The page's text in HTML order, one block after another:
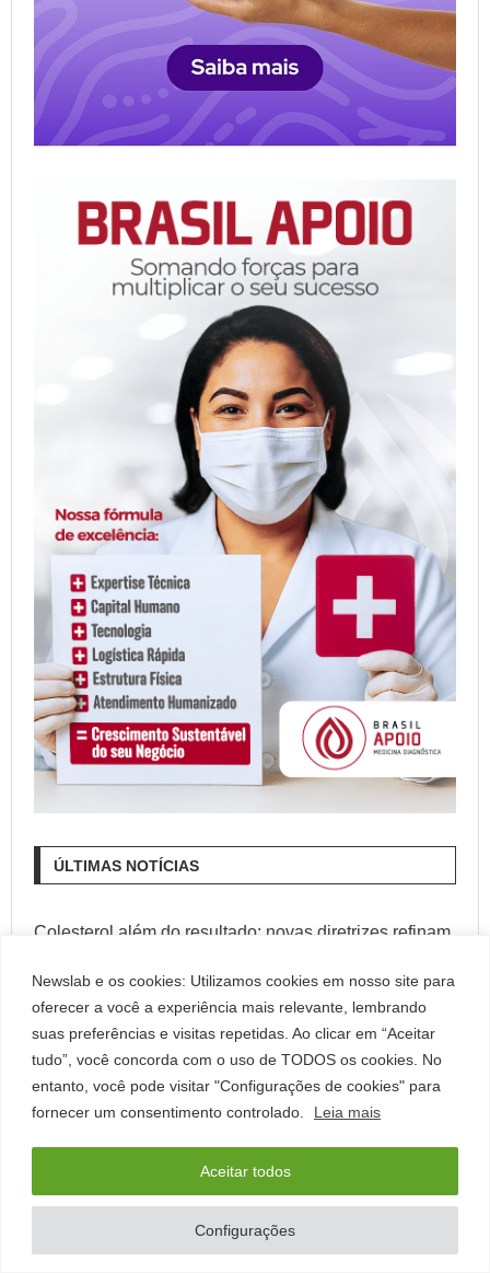
Newslab e os cookies: Utilizamos cookies em nosso site para
oferecer a você a experiência mais relevante, lembrando
suas preferências e visitas repetidas. Ao clicar em “Aceitar
tudo”, você concorda com o uso de TODOS os cookies. No
entanto, você pode visitar "Configurações de cookies" para
fornecer um consentimento controlado.
Leia mais
Configurações
Aceitar todos
ÚLTIMAS NOTÍCIAS
Colesterol além do resultado: novas diretrizes refinam
Luvas de Nitrilo e Vinil Medix Brasil ganham nova
embalagem
Corticoide: vilão ou aliado? Especialistas debatem em
sem comprometer o controle de infecções